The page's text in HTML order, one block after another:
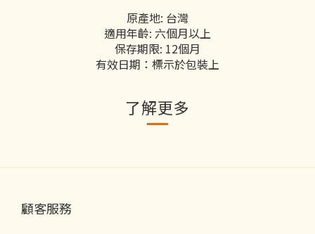
原產地: 台灣
適用年齡: 六個月以上
保存期限: 12個月
有效日期：標示於包裝上
了解更多
顧客服務